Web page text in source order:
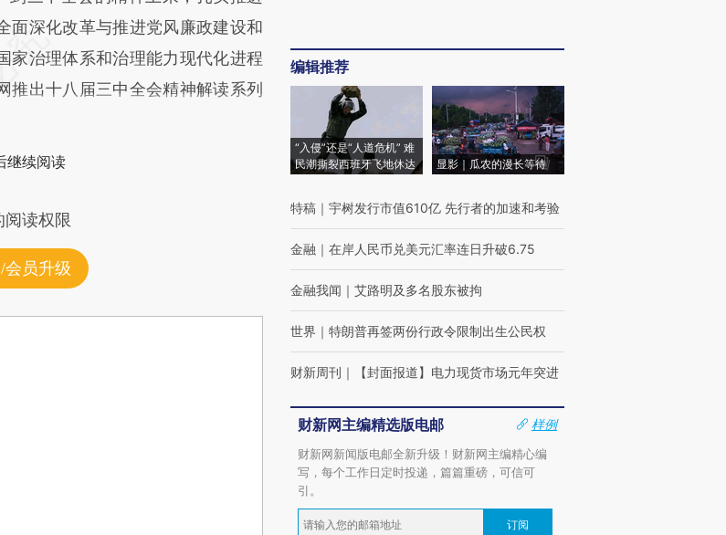
面深化改革与推进党风廉政建设和
家治理体系和治理能力现代化进程
推出十八届三中全会精神解读系列
继续阅读
读权限
会员升级
编辑推荐
“入侵”还是“人道危机” 难
民潮撕裂西班牙飞地休达
显影｜瓜农的漫长等待
特稿 ｜ 宇树发行市值610亿 先行者的加速和考验
金融 ｜ 在岸人民币兑美元汇率连日升破6.75
金融我闻 ｜ 艾路明及多名股东被拘
世界 ｜ 特朗普再签两份行政令限制出生公民权
财新周刊 ｜ 【封面报道】电力现货市场元年突进
财新网主编精选版电邮
样例
财新网新闻版电邮全新升级！财新网主编精心编
写，每个工作日定时投递，篇篇重磅，可信可
引。
订阅